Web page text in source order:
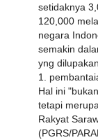
setidaknya
120,000
negara
semakin
yng
1.
Hal ini
tetapi
Rakyat
(PGRS/